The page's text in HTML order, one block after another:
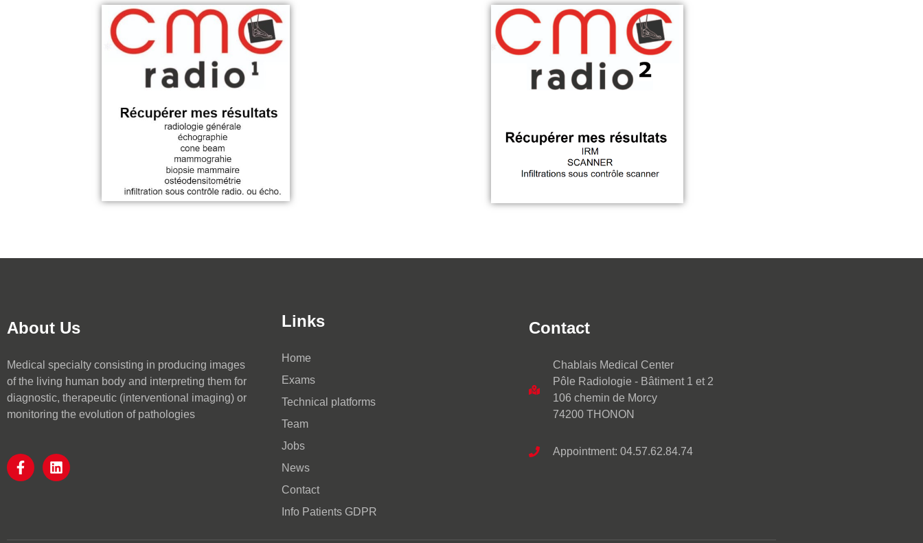
About Us
Medical specialty consisting in producing images
of the living human body and interpreting them for
diagnostic, therapeutic (interventional imaging) or
monitoring the evolution of pathologies
Links
Home
Exams
Technical platforms
Team
Jobs
News
Contact
Info Patients GDPR
Contact
Chablais Medical Center
Pôle Radiologie - Bâtiment 1 et 2
106 chemin de Morcy
74200 THONON
Appointment: 04.57.62.84.74